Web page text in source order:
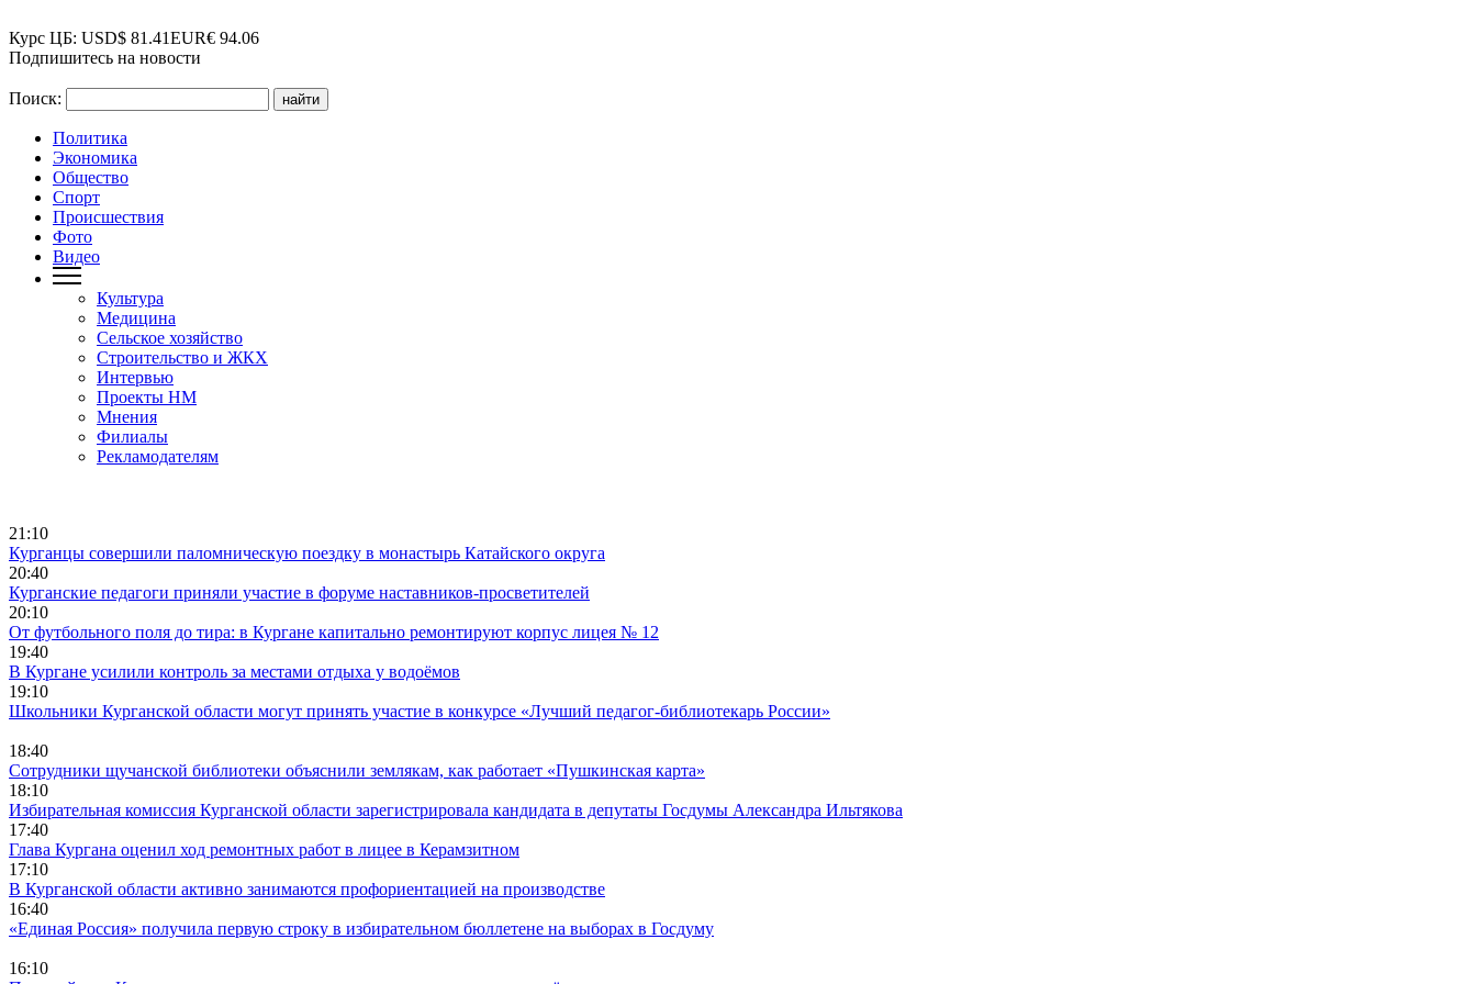
Курс ЦБ: USD$ 81.41EUR€ 94.06
Подпишитесь на новости
Поиск:
Политика
Экономика
Общество
Спорт
Происшествия
Фото
Видео
Культура
Медицина
Сельское хозяйство
Строительство и ЖКХ
Интервью
Проекты НМ
Мнения
Филиалы
Рекламодателям
21:10
Курганцы совершили паломническую поездку в монастырь Катайского округа
20:40
Курганские педагоги приняли участие в форуме наставников-просветителей
20:10
От футбольного поля до тира: в Кургане капитально ремонтируют корпус лицея № 12
19:40
В Кургане усилили контроль за местами отдыха у водоёмов
19:10
Школьники Курганской области могут принять участие в конкурсе «Лучший педагог-библиотекарь России»
18:40
Сотрудники щучанской библиотеки объяснили землякам, как работает «Пушкинская карта»
18:10
Избирательная комиссия Курганской области зарегистрировала кандидата в депутаты Госдумы Александра Ильтякова
17:40
Глава Кургана оценил ход ремонтных работ в лицее в Керамзитном
17:10
В Курганской области активно занимаются профориентацией на производстве
16:40
«Единая Россия» получила первую строку в избирательном бюллетене на выборах в Госдуму
16:10